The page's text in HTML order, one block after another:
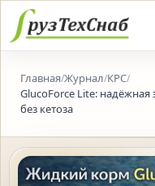
Главная/Журнал/КРС/
GlucoForce Lite: надёжная
без кетоза